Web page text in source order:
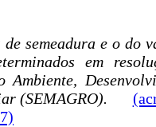
semeadura e o do
em
(SEMAGRO).